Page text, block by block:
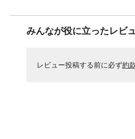
みんなが役に立ったレビ
レビュー投稿する前に必ず約